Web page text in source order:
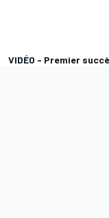
VIDÉO - Premier